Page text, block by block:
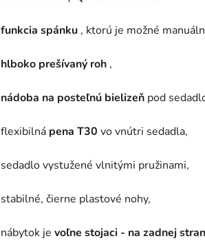
funkcia spánku , ktorú je možné
hlboko prešívaný roh ,
nádoba na posteľnú bielizeň pod
flexibilná pena T30 vo vnútri sedadla,
sedadlo vystužené vlnitými pružinami,
stabilné, čierne plastové nohy,
nábytok je voľne stojaci - na zadnej